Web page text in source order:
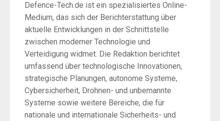
Defence-Tech.de ist ein spezialisiertes Online-
Medium, das sich der Berichterstattung über
aktuelle Entwicklungen in der Schnittstelle
zwischen moderner Technologie und
Verteidigung widmet. Die Redaktion berichtet
umfassend über technologische Innovationen,
strategische Planungen, autonome Systeme,
Cybersicherheit, Drohnen- und unbemannte
Systeme sowie weitere Bereiche, die für
nationale und internationale Sicherheits- und